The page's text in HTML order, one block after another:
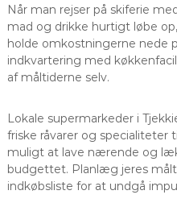
Når man rejser på skiferie
mad og drikke hurtigt løbe
holde omkostningerne nede
indkvartering med
af måltiderne selv.
Lokale supermarkeder i
friske råvarer og specialiteter
muligt at lave nærende og
budgettet. Planlæg jeres
indkøbsliste for at undgå